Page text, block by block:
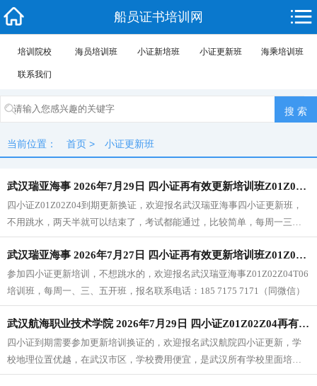
船员证书培训网
培训院校 海员培训班 小证新培班 小证更新班 海乘培训班
联系我们
当前位置： 首页 > 小证更新班
武汉瑞亚海事 2026年7月29日 四小证再有效更新培训班Z01Z02Z04T06（每周一三五开班）
四小证Z01Z02Z04到期更新换证，欢迎报名武汉瑞亚海事四小证更新班，
不用跳水，两天半就可以结束了，考试都能通过，比较简单，每周一三五
开班。报名联系电话：185 7175 7171（同微信）
武汉瑞亚海事 2026年7月27日 四小证再有效更新培训班Z01Z02Z04T06（每周一三五开班）
参加四小证更新培训，不想跳水的，欢迎报名武汉瑞亚海事Z01Z02Z04T06
培训班，每周一、三、五开班，报名联系电话：185 7175 7171（同微信）
武汉航海职业技术学院 2026年7月29日 四小证Z01Z02Z04再有效更新培训报名
四小证到期需要参加更新培训换证的，欢迎报名武汉航院四小证更新，学
校地理位置优越，在武汉市区，学校费用便宜，是武汉所有学校里面培训
费用最低的，培训学校及地点：武汉航海职业技术学院-武汉市武昌区友谊